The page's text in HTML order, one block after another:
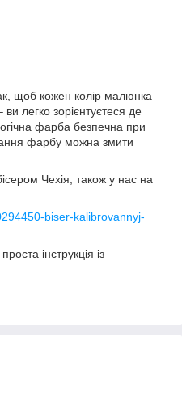
щоб кожен колір малюнка
ви легко зорієнтуєтеся де
фарба безпечна при
фарбу можна змити
Чехія, також у нас на
biser-kalibrovannyj-
інструкція із